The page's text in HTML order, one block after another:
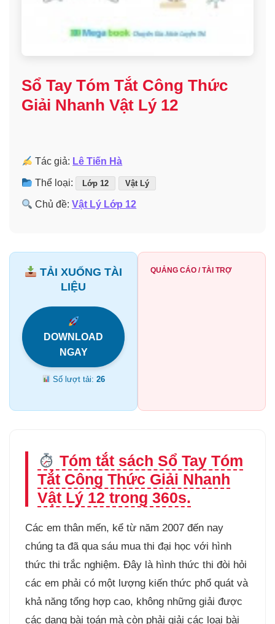
Sổ Tay Tóm Tắt Công Thức
Giải Nhanh Vật Lý 12
Tác giả: Lê Tiến Hà
Thể loại: Lớp 12 Vật Lý
Chủ đề:Vật Lý Lớp 12
TẢI XUỐNG TÀI
LIỆU
DOWNLOAD
NGAY
Số lượt tải:26
QUẢNG CÁO / TÀI TRỢ
Tóm tắt sách Sổ Tay Tóm
Tắt Công Thức Giải Nhanh
Vật Lý 12 trong 360s.
Các em thân mến, kể từ năm 2007 đến nay
chúng ta đã qua sáu mua thi đại học với hình
thức thi trắc nghiệm. Đây là hình thức thi đòi hỏi
các em phải có một lượng kiến thức phổ quát và
khả năng tổng hợp cao, không những giải được
các dạng bài toán mà còn phải giải các loại bài